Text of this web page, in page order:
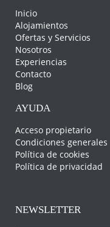
Inicio
Alojamientos
Ofertas y Servicios
Nosotros
Experiencias
Contacto
Blog
AYUDA
Acceso propietario
Condiciones generales
Política de cookies
Política de privacidad
NEWSLETTER